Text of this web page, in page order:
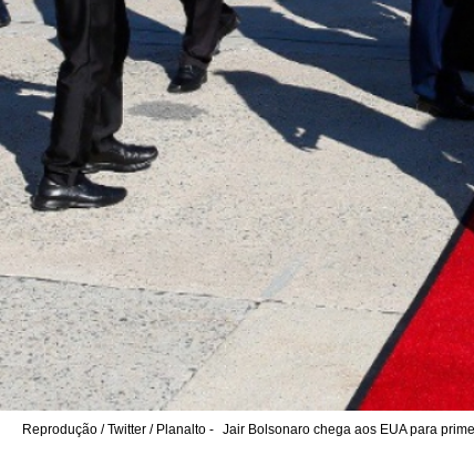
Reprodução / Twitter / Planalto - Jair Bolsonaro chega aos EUA para